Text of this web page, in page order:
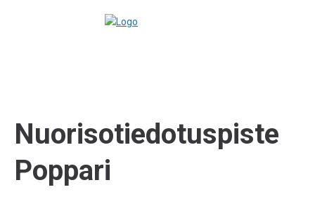
Nuorisotiedotuspiste
Poppari